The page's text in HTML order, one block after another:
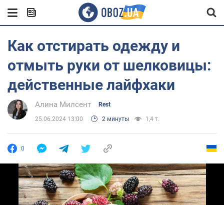
Как отстирать одежду и
отмыть руки от шелковицы:
действенные лайфхаки
Алина Милсент Rest
25.06.2024 13:00 2 минуты 1,4 т.
0